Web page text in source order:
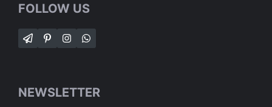
FOLLOW US
NEWSLETTER